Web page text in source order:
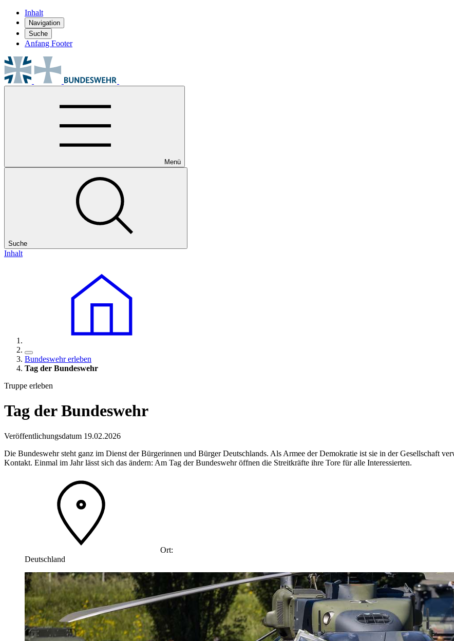
Inhalt
Navigation
Suche
Anfang Footer
Menü
Suche
Inhalt
Bundeswehr erleben
Tag der Bundeswehr
Truppe erleben
Tag der Bundeswehr
Veröffentlichungsdatum 19.02.2026
Die Bundeswehr steht ganz im Dienst der Bürgerinnen und Bürger Deutschlands. Als Armee der Demokratie ist sie in der Gesellschaft
Kontakt. Einmal im Jahr lässt sich das ändern: Am Tag der Bundeswehr öffnen die Streitkräfte ihre Tore für alle Interessierten.
Ort:
Deutschland